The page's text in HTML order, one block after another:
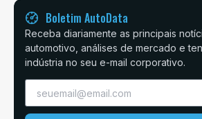
Boletim AutoData
Receba diariamente as principais
automotivo, análises de mercado e
indústria no seu e-mail corporativo.